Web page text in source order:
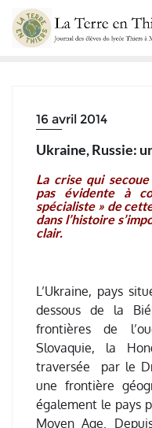
Skip
content
16 avril 2014
Ukraine, Russie:
La crise qui secoue
pas évidente à
spécialiste » de
dans l’histoire
clair.
L’Ukraine, pays
dessous de la
frontières de
Slovaquie, la
traversée par le
une frontière
également le pays
Moyen Age.